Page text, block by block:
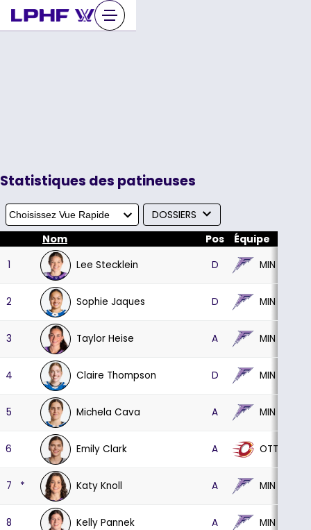
Sauter
au
Statistiques des patineuses
DOSSIERS
Nom
Pos Équipe
1 Lee Stecklein D MIN
2 Sophie Jaques D MIN
3 Taylor Heise A MIN
4 Claire Thompson D MIN
5 Michela Cava A MIN
6 Emily Clark A OTT
7 * Katy Knoll A MIN
8 Kelly Pannek A MIN